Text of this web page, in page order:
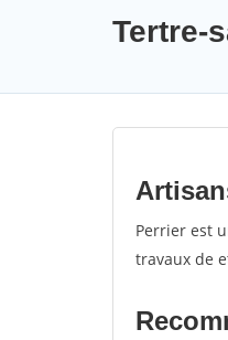
Tertre-
Perrier est
travaux de